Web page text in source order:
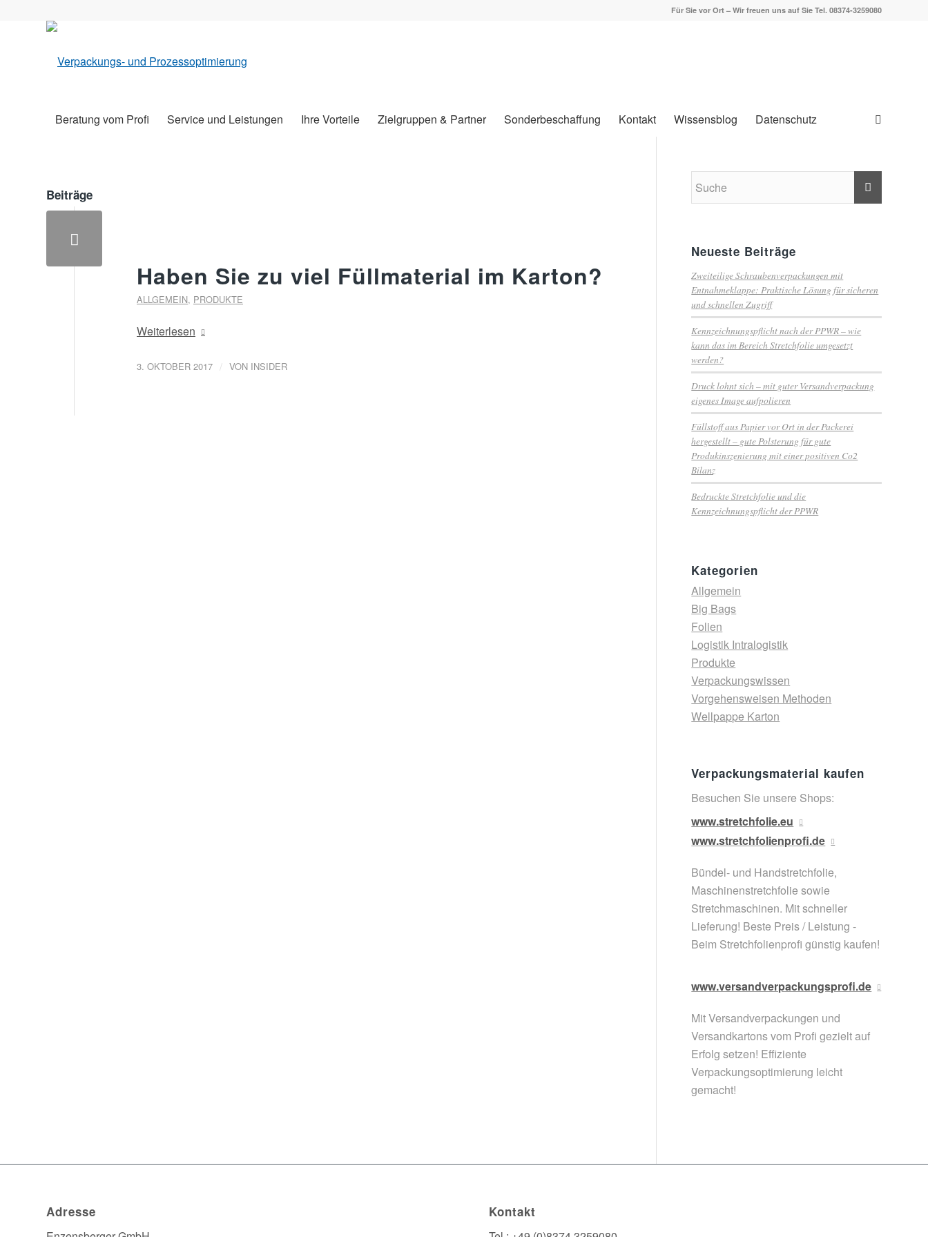
Für Sie vor Ort – Wir freuen uns auf Sie Tel. 08374-3259080
Beratung vom Profi Service und Leistungen Ihre Vorteile Zielgruppen & Partner Sonderbeschaffung Kontakt Wissensblog Datenschutz
Beiträge
Haben Sie zu viel Füllmaterial im Karton?
ALLGEMEIN, PRODUKTE
Weiterlesen
3. OKTOBER 2017 / VON INSIDER
Neueste Beiträge
Zweiteilige Schraubenverpackungen mit
Entnahmeklappe: Praktische Lösung für sicheren
und schnellen Zugriff
Kennzeichnungspflicht nach der PPWR – wie
kann das im Bereich Stretchfolie umgesetzt
werden?
Druck lohnt sich – mit guter Versandverpackung
eigenes Image aufpolieren
Füllstoff aus Papier vor Ort in der Packerei
hergestellt – gute Polsterung für gute
Produkinszenierung mit einer positiven Co2
Bilanz
Bedruckte Stretchfolie und die
Kennzeichnungspflicht der PPWR
Kategorien
Allgemein
Big Bags
Folien
Logistik Intralogistik
Produkte
Verpackungswissen
Vorgehensweisen Methoden
Wellpappe Karton
Verpackungsmaterial kaufen
Besuchen Sie unsere Shops:
www.stretchfolie.eu
www.stretchfolienprofi.de
Bündel- und Handstretchfolie,
Maschinenstretchfolie sowie
Stretchmaschinen. Mit schneller
Lieferung! Beste Preis / Leistung -
Beim Stretchfolienprofi günstig kaufen!
www.versandverpackungsprofi.de
Mit Versandverpackungen und
Versandkartons vom Profi gezielt auf
Erfolg setzen! Effiziente
Verpackungsoptimierung leicht
gemacht!
Adresse Kontakt